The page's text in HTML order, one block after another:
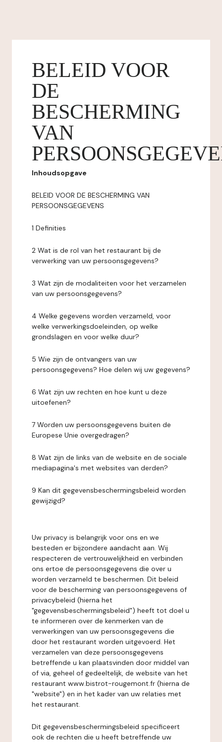
BELEID VOOR
DE
BESCHERMING
VAN
Inhoudsopgave
BELEID VOOR DE BESCHERMING VAN
PERSOONSGEGEVENS
1 Definities
2 Wat is de rol van het restaurant bij de
verwerking van uw persoonsgegevens?
3 Wat zijn de modaliteiten voor het verzamelen
van uw persoonsgegevens?
4 Welke gegevens worden verzameld, voor
welke verwerkingsdoeleinden, op welke
grondslagen en voor welke duur?
5 Wie zijn de ontvangers van uw
persoonsgegevens? Hoe delen wij uw gegevens?
6 Wat zijn uw rechten en hoe kunt u deze
uitoefenen?
7 Worden uw persoonsgegevens buiten de
Europese Unie overgedragen?
8 Wat zijn de links van de website en de sociale
mediapagina's met websites van derden?
9 Kan dit gegevensbeschermingsbeleid worden
gewijzigd?
Uw privacy is belangrijk voor ons en we
besteden er bijzondere aandacht aan. Wij
respecteren de vertrouwelijkheid en verbinden
ons ertoe de persoonsgegevens die over u
worden verzameld te beschermen. Dit beleid
voor de bescherming van persoonsgegevens of
privacybeleid (hierna het
"gegevensbeschermingsbeleid") heeft tot doel u
te informeren over de kenmerken van de
verwerkingen van uw persoonsgegevens die
door het restaurant worden uitgevoerd. Het
verzamelen van deze persoonsgegevens
betreffende u kan plaatsvinden door middel van
of via, geheel of gedeeltelijk, de website van het
restaurant www.bistrot-rougemont.fr (hierna de
"website") en in het kader van uw relaties met
het restaurant.
Dit gegevensbeschermingsbeleid specificeert
ook de rechten die u heeft betreffende uw